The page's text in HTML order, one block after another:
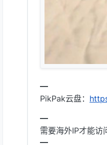
━
PikPak云盘：
━
需要海外IP才能访
━